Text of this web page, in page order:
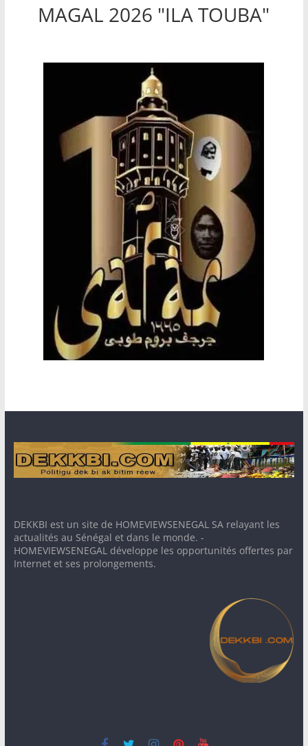
MAGAL 2026 "ILA TOUBA"
DEKKBI est un site de HOMEVIEWSENEGAL SA relayant les
actualités au Sénégal et dans le monde. -
HOMEVIEWSENEGAL développe les opportunités offertes par
Internet et ses prolongements.